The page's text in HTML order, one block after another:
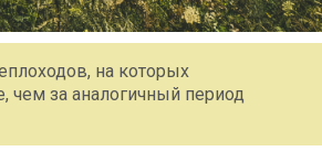
на которых
чем за аналогичный период